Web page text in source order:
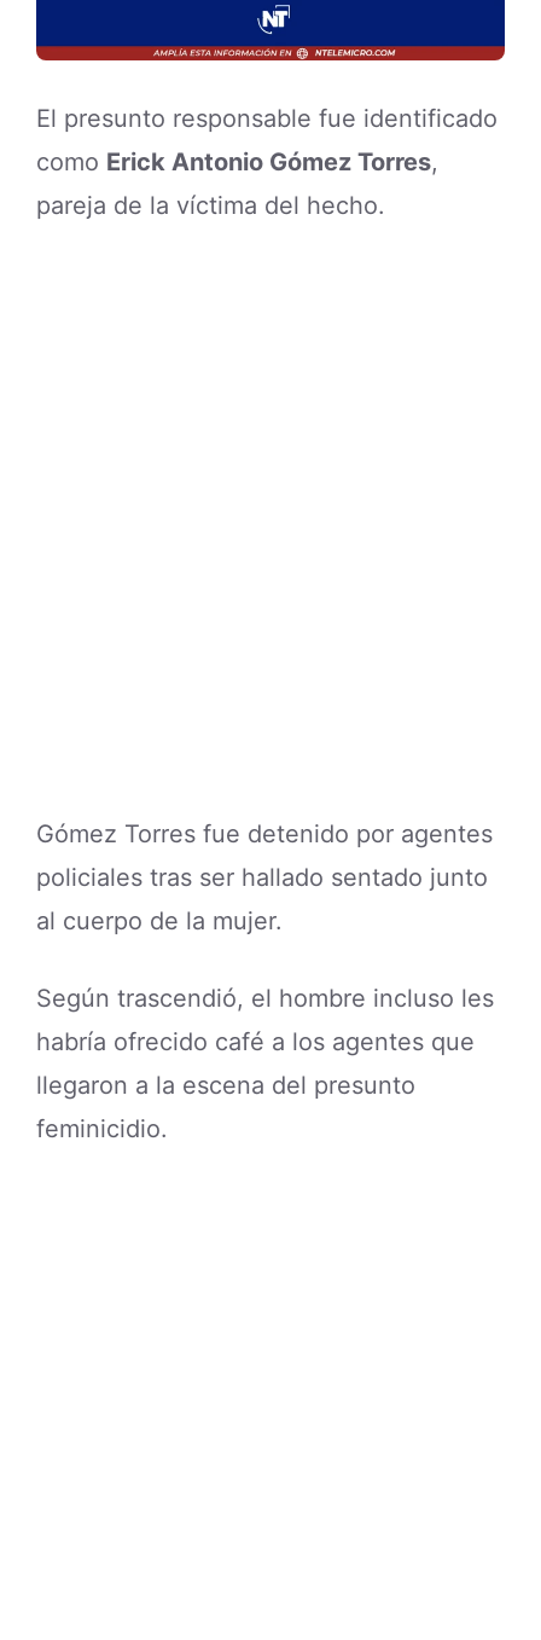
El presunto responsable fue identificado
como Erick Antonio Gómez Torres,
pareja de la víctima del hecho.
Gómez Torres fue detenido por agentes
policiales tras ser hallado sentado junto
al cuerpo de la mujer.
Según trascendió, el hombre incluso les
habría ofrecido café a los agentes que
llegaron a la escena del presunto
feminicidio.